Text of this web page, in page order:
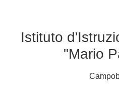
Istituto
"Mario